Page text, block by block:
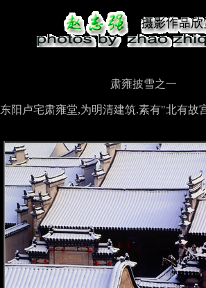
肃雍披雪之一
东阳卢宅肃雍堂,为明清建筑.素有"北有故